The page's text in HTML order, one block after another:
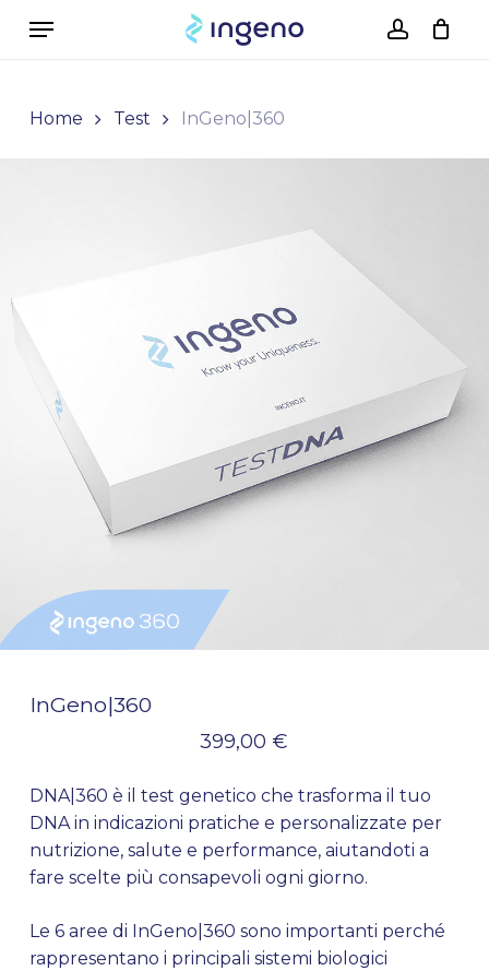
Menu
Home Test InGeno|360
InGeno|360
399,00€
DNA|360 è il test genetico che trasforma il tuo
DNA in indicazioni pratiche e personalizzate per
nutrizione, salute e performance, aiutandoti a
fare scelte più consapevoli ogni giorno.
Le 6 aree di InGeno|360 sono importanti perché
rappresentano i principali sistemi biologici